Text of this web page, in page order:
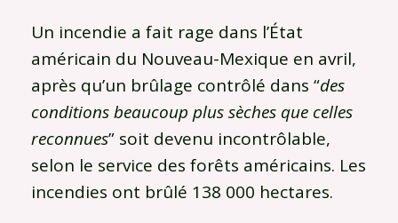
Un incendie a fait rage dans l’État
américain du Nouveau-Mexique en avril,
après qu’un brûlage contrôlé dans “des
conditions beaucoup plus sèches que celles
reconnues” soit devenu incontrôlable,
selon le service des forêts américains. Les
incendies ont brûlé 138 000 hectares.